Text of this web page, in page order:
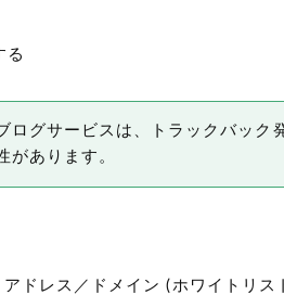
る
ログサービスは、トラックバッ
があります。
アドレス／ドメイン(ホワイトリス